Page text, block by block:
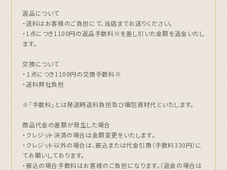
返品について
・送料はお客様のご負担にて、当店までお送りください。
・1点につき1100円の返品手数料※を差し引いた金額を返金いたし
ます。
交換について
・１点につき1100円の交換手数料※
・送料弊社負担
※「手数料」とは発送時送料負担及び梱包資材代といたします。
商品代金の差額が発生した場合
・クレジット決済の場合は金額変更をいたします。
・クレジット以外の場合は、振込または代金引換（手数料330円）に
てお願いしております。
・振込の場合手数料はお客様のご負担になります。（返金の場合は